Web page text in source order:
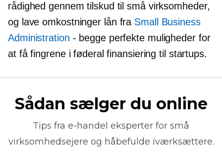
rådighed gennem tilskud til små virksomheder,
og lave omkostninger lån fra Small Business
Administration - begge perfekte muligheder for
at få fingrene i føderal finansiering til startups.
Sådan sælger du online
Tips fra e-handel eksperter for små
virksomhedsejere og håbefulde iværksættere.